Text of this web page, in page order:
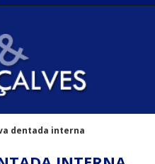
dentada interna